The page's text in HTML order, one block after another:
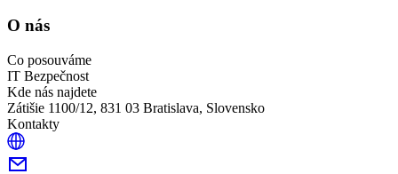
O nás
Co posouváme
IT Bezpečnost
Kde nás najdete
Zátišie 1100/12, 831 03 Bratislava, Slovensko
Kontakty